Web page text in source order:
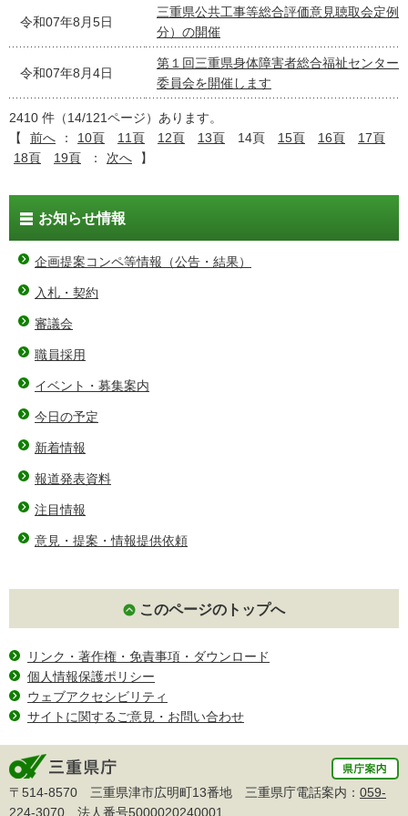
令和07年8月5日
三重県公共工事等総合評価意見聴取会定例
分）の開催
令和07年8月4日
第１回三重県身体障害者総合福祉センター
委員会を開催します
2410 件（14/121ページ）あります。
【
前へ ： 10頁 11頁 12頁 13頁 14頁 15頁 16頁
17頁
18頁
19頁 ： 次へ 】
お知らせ情報
企画提案コンペ等情報（公告・結果）
入札・契約
審議会
職員採用
イベント・募集案内
今日の予定
新着情報
報道発表資料
注目情報
意見・提案・情報提供依頼
このページのトップへ
リンク・著作権・免責事項・ダウンロード
個人情報保護ポリシー
ウェブアクセシビリティ
サイトに関するご意見・お問い合わせ
〒514-8570 三重県津市広明町13番地 三重県庁電話案内： 059-
224-3070 法人番号5000020240001